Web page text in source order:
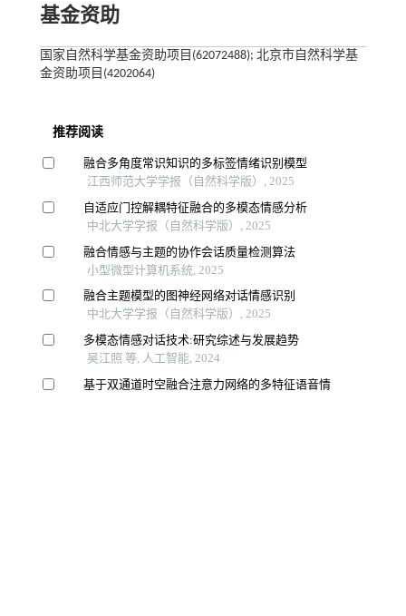
基金资助
国家自然科学基金资助项目(62072488); 北京市自然科学基
金资助项目(4202064)